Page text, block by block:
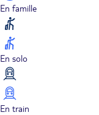
En famille
En solo
En train